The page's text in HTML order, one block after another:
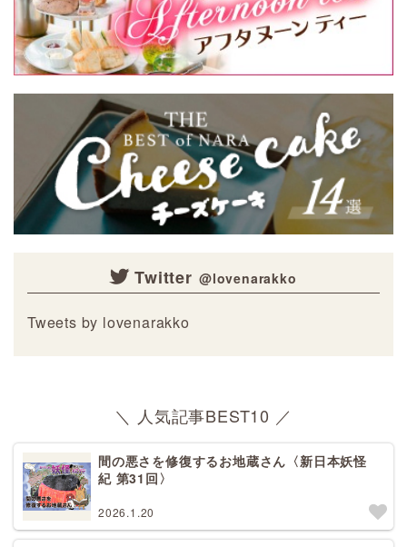
Twitter
Tweets by lovenarakko
＼ 人気記事BEST10 ／
間の悪さを修復するお地蔵さん〈新日本妖怪
紀 第31回〉
2026.1.20